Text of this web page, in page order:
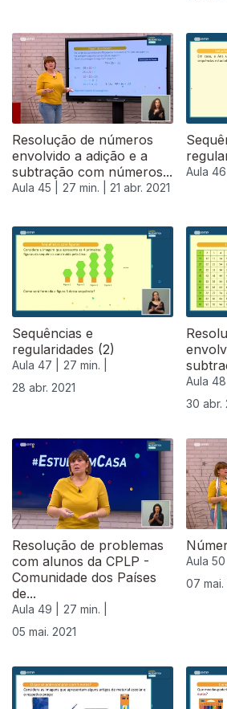
Resolução de números
envolvido a adição e a
subtração com números...
Aula 45 | 27 min. | 21 abr. 2021
Aula 46 |
Sequências e
regularidades (2)
Aula 47 |
27 min. |
28 abr. 2021
Aula 48 |
30 abr.
540623
Resolução de problemas
com alunos da CPLP -
Comunidade dos Países
de...
Aula 49 |
27 min. |
05 mai. 2021
Aula 50 |
07 mai.